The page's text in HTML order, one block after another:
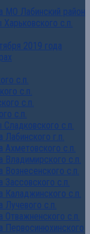
МО Лабинский район
с.п.
2019 года
с.п.
с.п.
с.п.
с.п.
с.п.
г.п.
Ахметовского с.п.
Владимирского с.п.
с.п.
с.п.
Каладжинского с.п.
Лучевого с.п.
Отважненского с.п.
Первосинюхинского